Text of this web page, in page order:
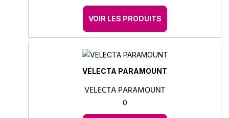
VOIR LES PRODUITS
VELECTA PARAMOUNT
VELECTA PARAMOUNT
0